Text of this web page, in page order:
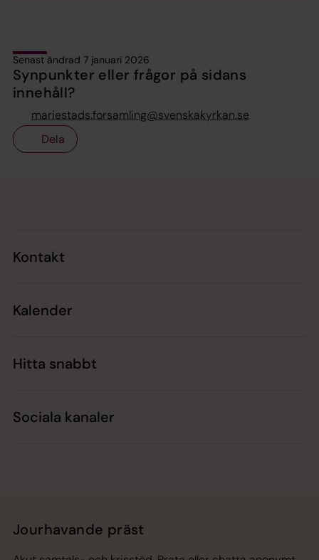
Senast ändrad 7 januari 2026
Synpunkter eller frågor på sidans
innehåll?
mariestads.forsamling@svenskakyrkan.se
Dela
Kontakt
Kalender
Hitta snabbt
Sociala kanaler
Jourhavande präst